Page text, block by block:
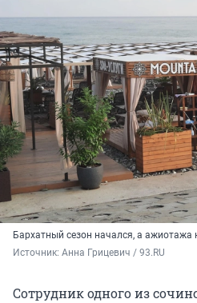
Бархатный сезон начался, а ажиотажа
Источник: Анна Грицевич / 93.RU
Сотрудник одного из